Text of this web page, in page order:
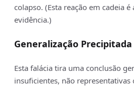
colapso. (Esta reação em cadeia
evidência.)
Generalização Precipitada
Esta falácia tira uma conclusão
insuficientes, não representativas